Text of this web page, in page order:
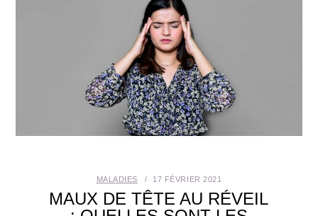
MÉDECINE DOUCE
MALADIES 17 FÉVRIER 2021
MAUX DE TÊTE AU RÉVEIL